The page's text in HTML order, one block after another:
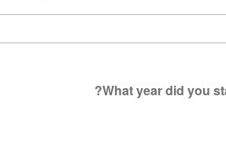
What year did you